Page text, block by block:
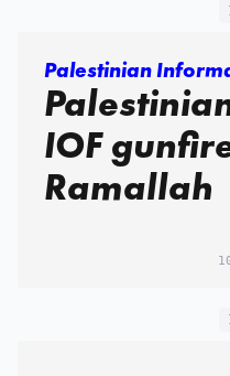
Palestinian
IOF
Ramallah